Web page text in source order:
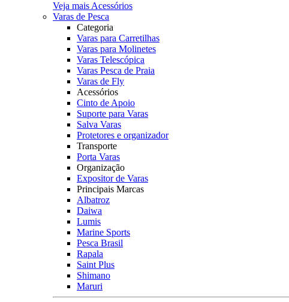
Veja mais Acessórios
Varas de Pesca
Categoria
Varas para Carretilhas
Varas para Molinetes
Varas Telescópica
Varas Pesca de Praia
Varas de Fly
Acessórios
Cinto de Apoio
Suporte para Varas
Salva Varas
Protetores e organizador
Transporte
Porta Varas
Organização
Expositor de Varas
Principais Marcas
Albatroz
Daiwa
Lumis
Marine Sports
Pesca Brasil
Rapala
Saint Plus
Shimano
Maruri